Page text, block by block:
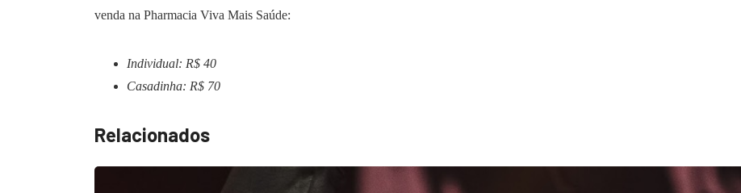
venda na Pharmacia Viva Mais Saúde:
Individual: R$ 40
Casadinha: R$ 70
Relacionados